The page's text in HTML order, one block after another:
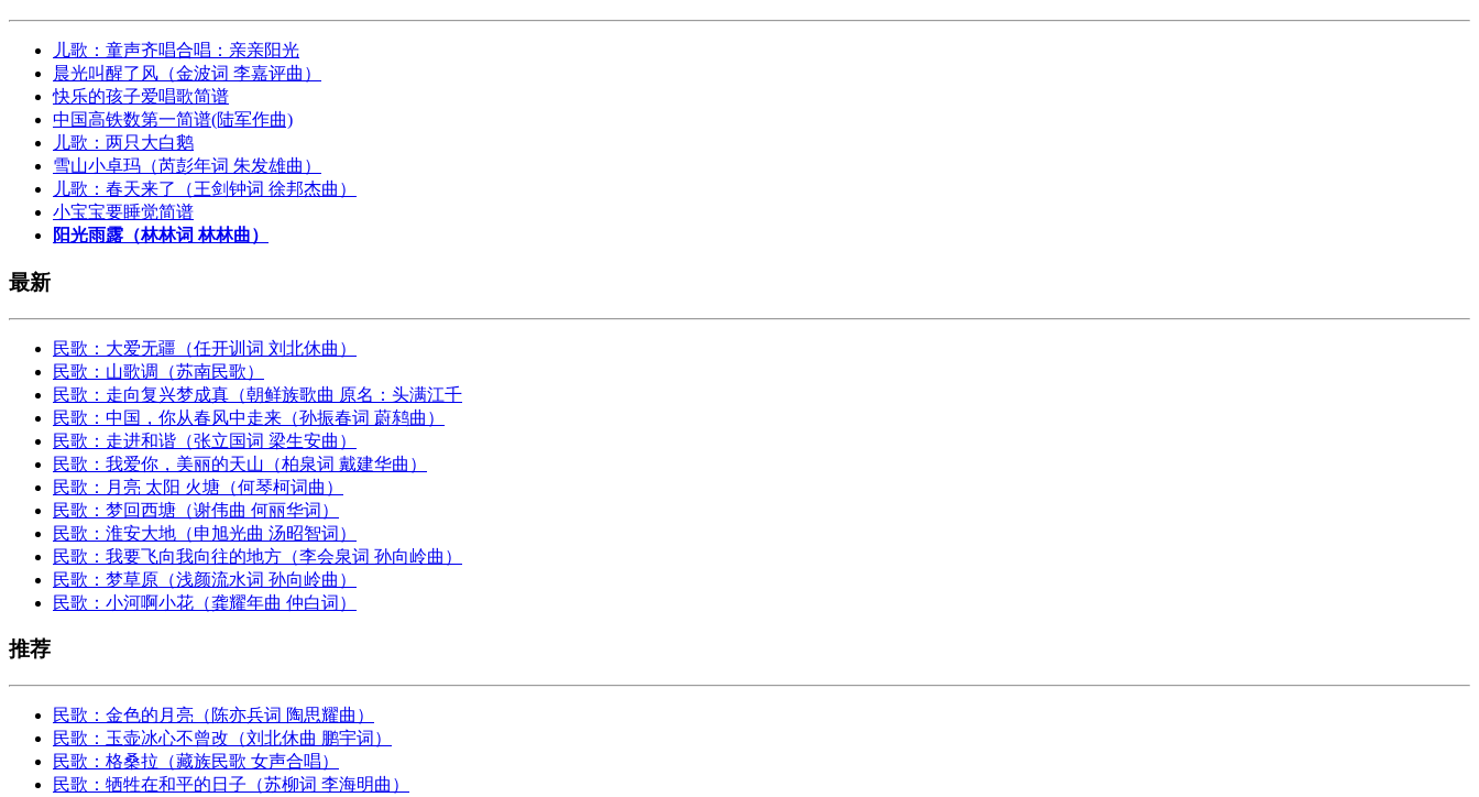
儿歌：童声齐唱合唱：亲亲阳光
晨光叫醒了风（金波词 李嘉评曲）
快乐的孩子爱唱歌简谱
中国高铁数第一简谱(陆军作曲)
儿歌：两只大白鹅
雪山小卓玛（芮彭年词 朱发雄曲）
儿歌：春天来了（王剑钟词 徐邦杰曲）
小宝宝要睡觉简谱
阳光雨露（林林词 林林曲）
最新
民歌：大爱无疆（任开训词 刘北休曲）
民歌：山歌调（苏南民歌）
民歌：走向复兴梦成真（朝鲜族歌曲 原名：头满江千
民歌：中国，你从春风中走来（孙振春词 蔚鸫曲）
民歌：走进和谐（张立国词 梁生安曲）
民歌：我爱你，美丽的天山（柏泉词 戴建华曲）
民歌：月亮 太阳 火塘（何琴柯词曲）
民歌：梦回西塘（谢伟曲 何丽华词）
民歌：淮安大地（申旭光曲 汤昭智词）
民歌：我要飞向我向往的地方（李会泉词 孙向岭曲）
民歌：梦草原（浅颜流水词 孙向岭曲）
民歌：小河啊小花（龚耀年曲 仲白词）
推荐
民歌：金色的月亮（陈亦兵词 陶思耀曲）
民歌：玉壶冰心不曾改（刘北休曲 鹏宇词）
民歌：格桑拉（藏族民歌 女声合唱）
民歌：牺牲在和平的日子（苏柳词 李海明曲）